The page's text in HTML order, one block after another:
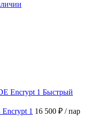
Быстрый
1 16 500 ₽ / пар